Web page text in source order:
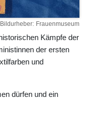
Bildurheber Frauenmuseum
Kämpfe der
der ersten
und
dürfen und ein